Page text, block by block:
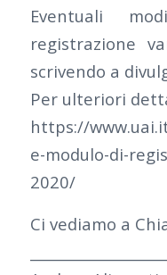
Eventuali
registrazione
scrivendo a
Per ulteriori
https://
e-modulo-di-
2020/
Ci vediamo a